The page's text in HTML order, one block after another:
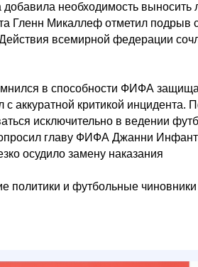
необходимость
Гленн Микаллеф отметил подрыв
всемирной федерации
в способности ФИФА
аккуратной критикой инцидента.
исключительно в ведении
главу ФИФА Джанни
осудило замену наказания
политики и футбольные